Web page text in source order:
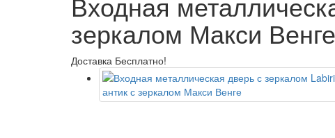
зеркалом Макси Венге
Доставка Бесплатно!